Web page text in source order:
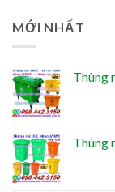
MỚI NHẤT
Thùng
Thùng